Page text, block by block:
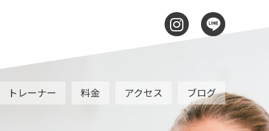
トレーナー 料金 アクセス ブログ